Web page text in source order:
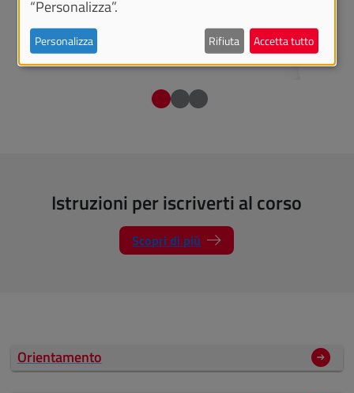
Precedente
Istruzioni per iscriverti al corso
Scopri di più
Orientamento
“Personalizza”.
Personalizza Rifiuta Accetta tutto